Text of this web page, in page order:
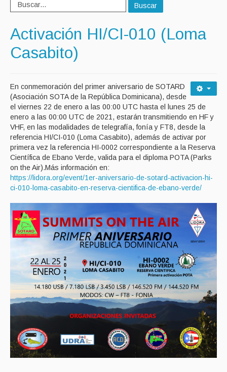
Buscar
Activación HI/CI-010 (Loma
Casabito)
En conmemoración del primer aniversario de SOTARD
(Asociación SOTA de la República Dominicana), desde
el viernes 22 de enero a las 00:00 UTC hasta el lunes 25 de
enero a las 00:00 UTC de 2021, estarán transmitiendo en HF y
VHF, en las modalidades de telegrafía, fonía y FT8, desde la
referencia HI/CI-010 (Loma Casabito), además de activar por
primera vez la referencia HI-0002 correspondiente a la Reserva
Científica de Ebano Verde, valida para el diploma POTA (Parks
on the Air).Más información en:
https://lidora.org/event/1er-aniversario-de-sotard-activacion-hi-
ci-010-loma-casabito-en-reserva-cientifica-de-ebano-verde/